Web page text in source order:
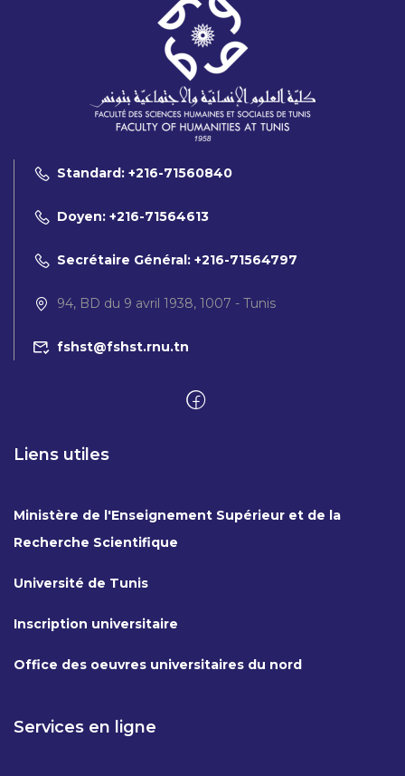
Standard: +216-71560840
Doyen: +216-71564613
Secrétaire Général: +216-71564797
94, BD du 9 avril 1938, 1007 - Tunis
fshst@fshst.rnu.tn
Liens utiles
Ministère de l'Enseignement Supérieur et de la
Recherche Scientifique
Université de Tunis
Inscription universitaire
Office des oeuvres universitaires du nord
Services en ligne